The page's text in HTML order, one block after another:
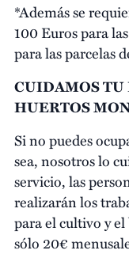
*Además se
100 Euros para
para las parcelas
CUIDAMOS TU
HUERTOS
Si no puedes
sea, nosotros lo
servicio, las
realizarán los
para el cultivo y
sólo 20€